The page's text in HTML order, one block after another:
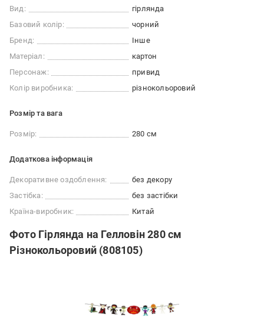
Вид:
гірлянда
Базовий колір:
чорний
Бренд:
Інше
Матеріал:
картон
Персонаж:
привид
Колір виробника:
різнокольоровий
Розмір та вага
Розмір: 280 см
Додаткова інформація
Декоративне оздоблення:
без декору
Застібка:
без застібки
Країна-виробник:
Китай
Фото Гірлянда на Гелловін 280 см
Різнокольоровий (808105)